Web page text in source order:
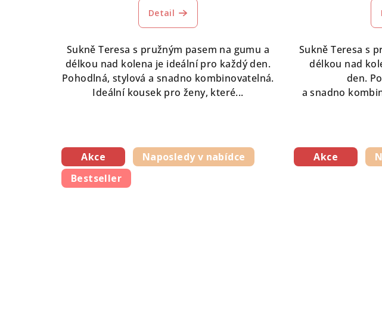
Detail
Sukně Teresa s pružným pasem na gumu a
délkou nad kolena je ideální pro každý den.
Pohodlná, stylová a snadno kombinovatelná.
Ideální kousek pro ženy, které...
Sukně Teresa s
délkou nad
den.
a snadno
Akce
Naposledy v nabídce
Bestseller
Akce